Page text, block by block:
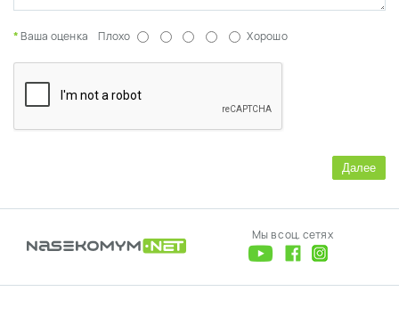
Ваша оценка Плохо Хорошо
Далее
Мы в соц. сетях